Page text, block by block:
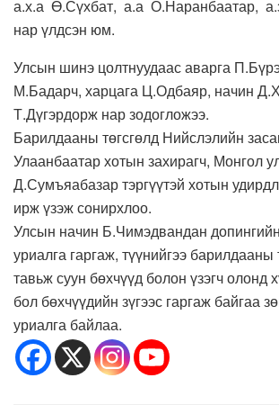
а.х.а Ө.Сүхбат, а.а О.Наранбаатар,
нар үлдсэн юм.
Улсын шинэ цолтнуудаас аварга
М.Бадарч, харцага Ц.Одбаяр, начин
Т.Дүгэрдорж нар зодогложээ.
Барилдааны төгсгөлд Нийслэлийн
Улаанбаатар хотын захирагч, Монгол
Д.Сумъяабазар тэргүүтэй хотын
ирж үзэж сонирхлоо.
Улсын начин Б.Чимэдвандан допингийн
уриалга гаргаж, түүнийгээ
тавьж суун бөхчүүд болон үзэгч олонд
бол бөхчүүдийн зүгээс гаргаж байгаа
уриалга байлаа.